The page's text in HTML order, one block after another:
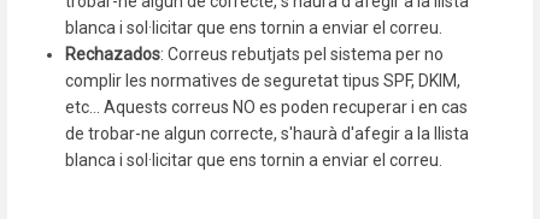
blanca i sol·licitar que ens tornin a enviar el correu.
Rechazados: Correus rebutjats pel sistema per no
complir les normatives de seguretat tipus SPF, DKIM,
etc... Aquests correus NO es poden recuperar i en cas
de trobar-ne algun correcte, s'haurà d'afegir a la llista
blanca i sol·licitar que ens tornin a enviar el correu.